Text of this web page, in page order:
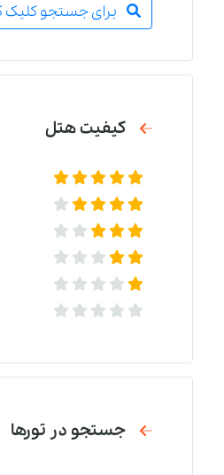
برای جستجو کلیک
کیفیت هتل
جستجو در تورها